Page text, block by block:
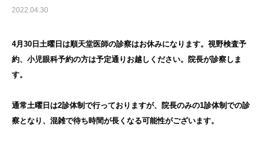
2022.04.30
4月30日土曜日は順天堂医師の診察はお休みになります。視野検査予
約、小児眼科予約の方は予定通りお越しください。院長が診察しま
す。
通常土曜日は2診体制で行っておりますが、院長のみの1診体制での診
察となり、混雑で待ち時間が長くなる可能性がございます。
院長ブログ